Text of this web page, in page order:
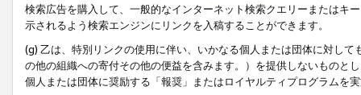
検索広告を購入して、一般的なインターネット検索クエリーまたはキ
示されるよう検索エンジンにリンクを入稿することができます。
(g) 乙は、特別リンクの使用に伴い、いかなる個人または団体に対し
の他の組織への寄付その他の便益を含みます。）を提供しないものと
個人または団体に奨励する「報奨」またはロイヤルティプログラムを